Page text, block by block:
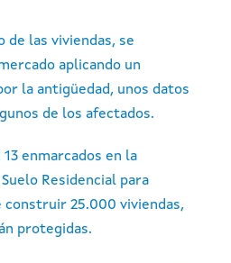
de las viviendas, se
aplicando un
la antigüedad, unos datos
de los afectados.
enmarcados en la
Residencial para
construir 25.000 viviendas,
protegidas.